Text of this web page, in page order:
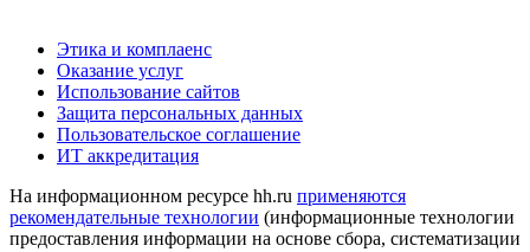
Этика и комплаенс
Оказание услуг
Использование сайтов
Защита персональных данных
Пользовательское соглашение
ИТ аккредитация
На информационном ресурсе hh.ru применяются
рекомендательные технологии (информационные технологии
предоставления информации на основе сбора, систематизации